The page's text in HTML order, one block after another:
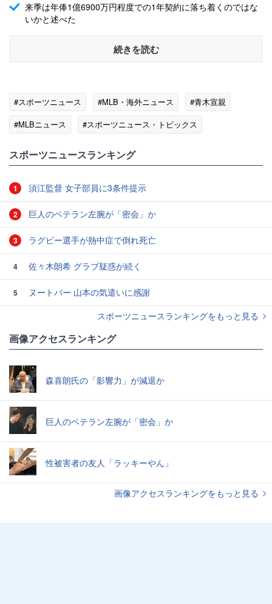
来季は年俸1億6900万円程度での1年契約に落ち着くのではな
いかと述べた
続きを読む
#スポーツニュース #MLB・海外ニュース
#青木宣親
#MLBニュース
#スポーツニュース・トピックス
スポーツニュースランキング
1 須江監督 女子部員に3条件提示
2 巨人のベテラン左腕が「密会」か
3 ラグビー選手が熱中症で倒れ死亡
4 佐々木朗希 グラブ疑惑が続く
5
ヌートバー 山本の気遣いに感謝
スポーツニュースランキングをもっと見る
画像アクセスランキング
森喜朗氏の「影響力」が減退か
巨人のベテラン左腕が「密会」か
性被害者の友人「ラッキーやん」
画像アクセスランキングをもっと見る